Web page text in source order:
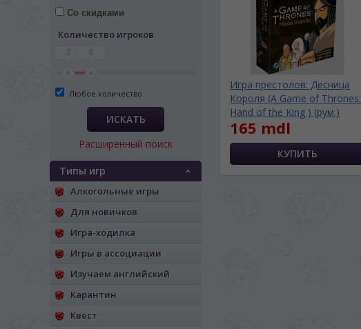
Со скидками
Количество игроков
2 6
Любое количество
ИСКАТЬ
Расширенный поиск
Типы игр
Алкогольные игры
Для новичков
Игра-ходилка
Игры в ассоциации
Изучаем английский
Карантин
Квест
Игра престолов: Десница
Короля (A Game of Thrones:
Hand of the King ) (рум.)
165 mdl